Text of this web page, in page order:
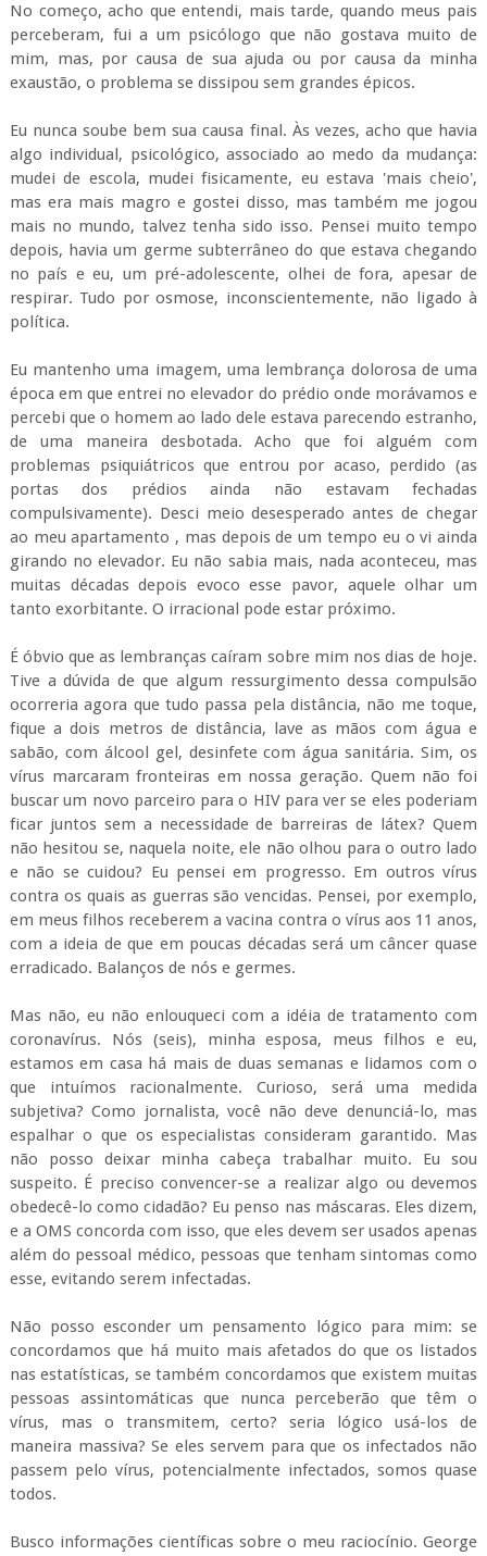
No começo, acho que entendi, mais tarde, quando meus pais
perceberam, fui a um psicólogo que não gostava muito de
mim, mas, por causa de sua ajuda ou por causa da minha
exaustão, o problema se dissipou sem grandes épicos.
Eu nunca soube bem sua causa final. Às vezes, acho que havia
algo individual, psicológico, associado ao medo da mudança:
mudei de escola, mudei fisicamente, eu estava 'mais cheio',
mas era mais magro e gostei disso, mas também me jogou
mais no mundo, talvez tenha sido isso. Pensei muito tempo
depois, havia um germe subterrâneo do que estava chegando
no país e eu, um pré-adolescente, olhei de fora, apesar de
respirar. Tudo por osmose, inconscientemente, não ligado à
política.
Eu mantenho uma imagem, uma lembrança dolorosa de uma
época em que entrei no elevador do prédio onde morávamos e
percebi que o homem ao lado dele estava parecendo estranho,
de uma maneira desbotada. Acho que foi alguém com
problemas psiquiátricos que entrou por acaso, perdido (as
portas dos prédios ainda não estavam fechadas
compulsivamente). Desci meio desesperado antes de chegar
ao meu apartamento , mas depois de um tempo eu o vi ainda
girando no elevador. Eu não sabia mais, nada aconteceu, mas
muitas décadas depois evoco esse pavor, aquele olhar um
tanto exorbitante. O irracional pode estar próximo.
É óbvio que as lembranças caíram sobre mim nos dias de hoje.
Tive a dúvida de que algum ressurgimento dessa compulsão
ocorreria agora que tudo passa pela distância, não me toque,
fique a dois metros de distância, lave as mãos com água e
sabão, com álcool gel, desinfete com água sanitária. Sim, os
vírus marcaram fronteiras em nossa geração. Quem não foi
buscar um novo parceiro para o HIV para ver se eles poderiam
ficar juntos sem a necessidade de barreiras de látex? Quem
não hesitou se, naquela noite, ele não olhou para o outro lado
e não se cuidou? Eu pensei em progresso. Em outros vírus
contra os quais as guerras são vencidas. Pensei, por exemplo,
em meus filhos receberem a vacina contra o vírus aos 11 anos,
com a ideia de que em poucas décadas será um câncer quase
erradicado. Balanços de nós e germes.
Mas não, eu não enlouqueci com a idéia de tratamento com
coronavírus. Nós (seis), minha esposa, meus filhos e eu,
estamos em casa há mais de duas semanas e lidamos com o
que intuímos racionalmente. Curioso, será uma medida
subjetiva? Como jornalista, você não deve denunciá-lo, mas
espalhar o que os especialistas consideram garantido. Mas
não posso deixar minha cabeça trabalhar muito. Eu sou
suspeito. É preciso convencer-se a realizar algo ou devemos
obedecê-lo como cidadão? Eu penso nas máscaras. Eles dizem,
e a OMS concorda com isso, que eles devem ser usados ​​apenas
além do pessoal médico, pessoas que tenham sintomas como
esse, evitando serem infectadas.
Não posso esconder um pensamento lógico para mim: se
concordamos que há muito mais afetados do que os listados
nas estatísticas, se também concordamos que existem muitas
pessoas assintomáticas que nunca perceberão que têm o
vírus, mas o transmitem, certo? seria lógico usá-los de
maneira massiva? Se eles servem para que os infectados não
passem pelo vírus, potencialmente infectados, somos quase
todos.
Busco informações científicas sobre o meu raciocínio. George